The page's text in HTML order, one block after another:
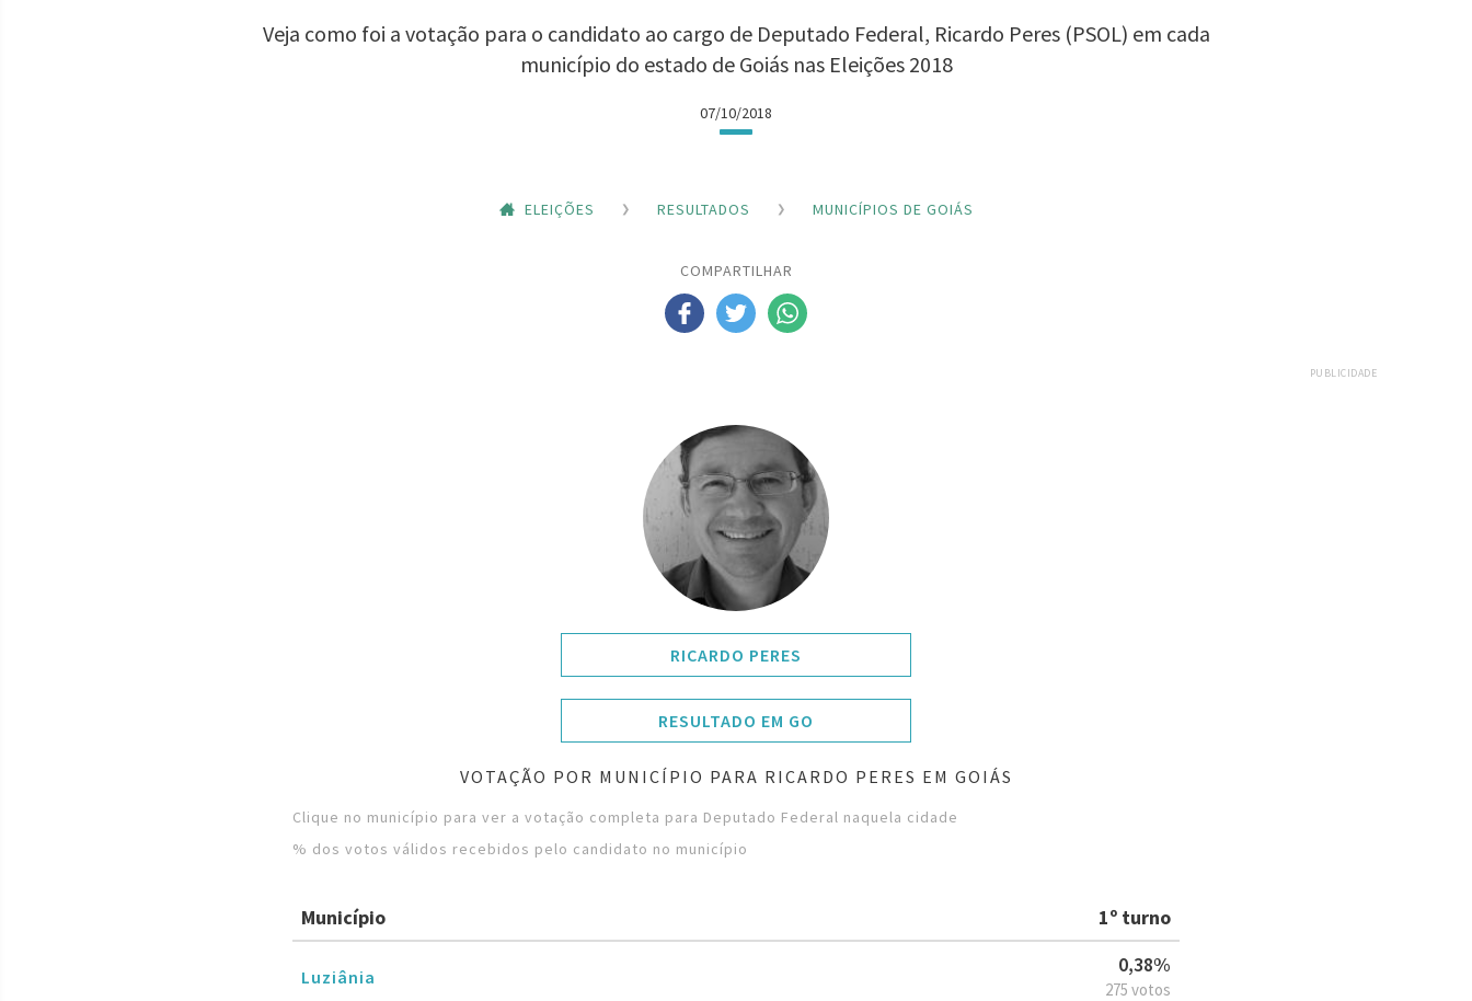
Veja como foi a votação para o candidato ao cargo de Deputado Federal, Ricardo Peres (PSOL) em cada
município do estado de Goiás nas Eleições 2018
07/10/2018
ELEIÇÕES RESULTADOS MUNICÍPIOS DE GOIÁS
COMPARTILHAR
PUBLICIDADE
RICARDO PERES
RESULTADO EM GO
VOTAÇÃO POR MUNICÍPIO PARA RICARDO PERES EM GOIÁS
Clique no município para ver a votação completa para Deputado Federal naquela cidade
% dos votos válidos recebidos pelo candidato no município
Município 1º turno
Luziânia
0,38%
275 votos